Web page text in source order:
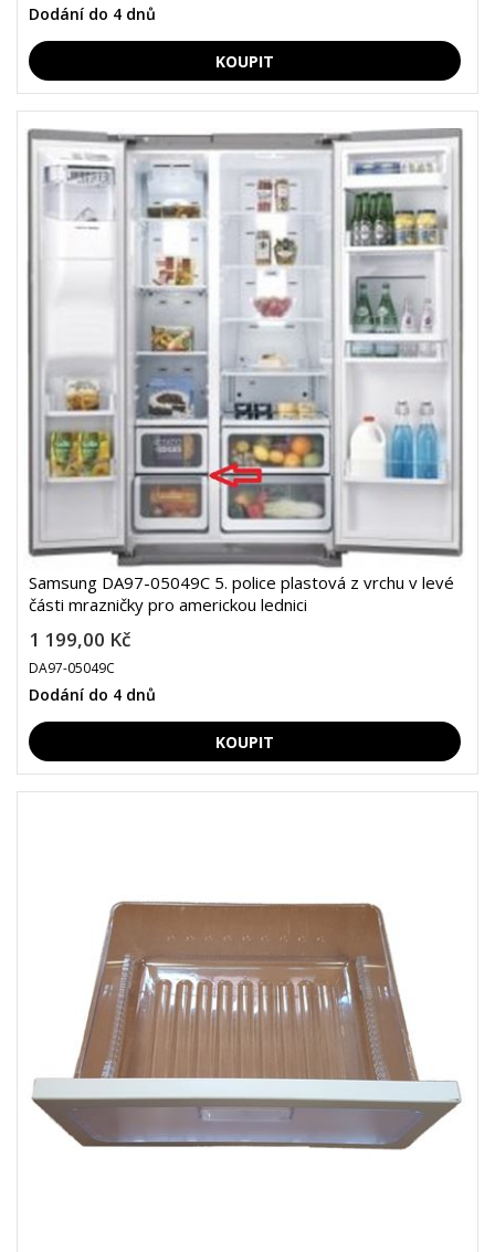
Dodání do 4 dnů
Samsung DA97-05049C 5. police plastová z vrchu v levé
části mrazničky pro americkou lednici
1 199,00 Kč
DA97-05049C
Dodání do 4 dnů